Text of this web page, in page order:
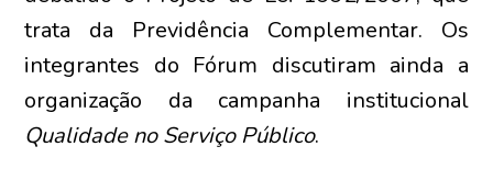
trata da Previdência Complementar. Os
integrantes do Fórum discutiram ainda a
organização da campanha institucional
Qualidade no Serviço Público.